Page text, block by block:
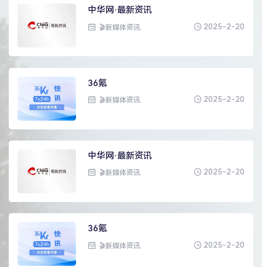
中华网·最新资讯
🎬新媒体资讯 2025-2-20
36氪
🎬新媒体资讯 2025-2-20
中华网·最新资讯
🎬新媒体资讯 2025-2-20
36氪
🎬新媒体资讯 2025-2-20